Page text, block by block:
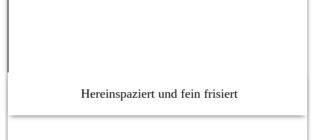
Hereinspaziert und fein frisiert